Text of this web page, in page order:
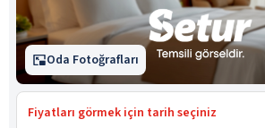
Oda Fotoğrafları
Fiyatları görmek için tarih seçiniz